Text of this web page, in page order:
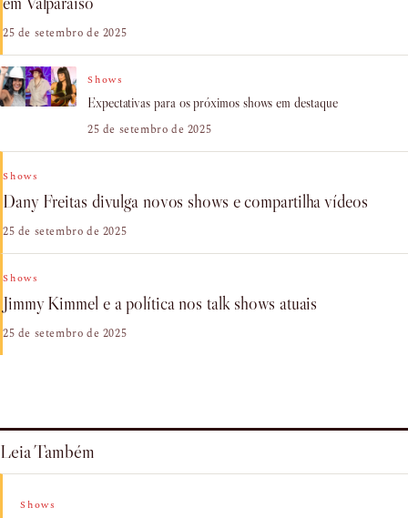
25 de setembro de 2025
Shows
Expectativas para os próximos shows em destaque
25 de setembro de 2025
Shows
Dany Freitas divulga novos shows e compartilha vídeos
25 de setembro de 2025
Shows
Jimmy Kimmel e a política nos talk shows atuais
25 de setembro de 2025
Leia Também
Shows